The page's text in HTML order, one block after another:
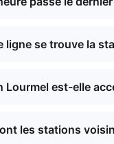
ligne se trouve la
Lourmel est-elle
les stations